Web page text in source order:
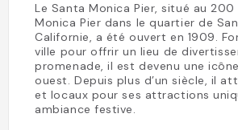
Le Santa Monica Pier, situé au 200
Monica Pier dans le quartier de
Californie, a été ouvert en 1909.
ville pour offrir un lieu de
promenade, il est devenu une
ouest. Depuis plus d’un siècle, il
et locaux pour ses attractions
ambiance festive.